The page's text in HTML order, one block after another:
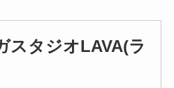
スタジオLAVA(ラ